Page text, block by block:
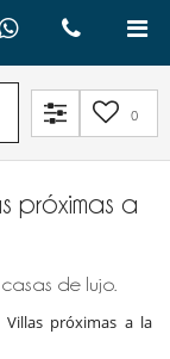
0
próximas a
de lujo.
próximas a la